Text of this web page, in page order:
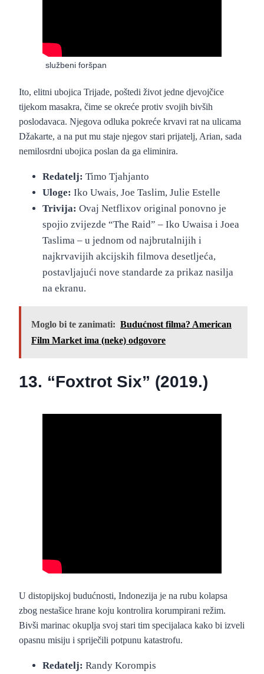
“The Night Comes for Us” (2018.)
službeni foršpan
Ito, elitni ubojica Trijade, poštedi život jedne djevojčice
tijekom masakra, čime se okreće protiv svojih bivših
poslodavaca. Njegova odluka pokreće krvavi rat na ulicama
Džakarte, a na put mu staje njegov stari prijatelj, Arian, sada
nemilosrdni ubojica poslan da ga eliminira.
Redatelj: Timo Tjahjanto
Uloge: Iko Uwais, Joe Taslim, Julie Estelle
Trivija: Ovaj Netflixov original ponovno je
spojio zvijezde “The Raid” – Iko Uwaisa i Joea
Taslima – u jednom od najbrutalnijih i
najkrvavijih akcijskih filmova desetljeća,
postavljajući nove standarde za prikaz nasilja
na ekranu.
Moglo bi te zanimati: Budućnost filma? American
Film Market ima (neke) odgovore
13. “Foxtrot Six” (2019.)
“Foxtrot Six” (2019.)
U distopijskoj budućnosti, Indonezija je na rubu kolapsa
zbog nestašice hrane koju kontrolira korumpirani režim.
Bivši marinac okuplja svoj stari tim specijalaca kako bi izveli
opasnu misiju i spriječili potpunu katastrofu.
Redatelj: Randy Korompis